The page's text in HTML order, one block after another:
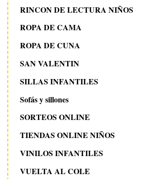
RINCON DE LECTURA NIÑOS
ROPA DE CAMA
ROPA DE CUNA
SAN VALENTIN
SILLAS INFANTILES
Sofás y sillones
SORTEOS ONLINE
TIENDAS ONLINE NIÑOS
VINILOS INFANTILES
VUELTA AL COLE